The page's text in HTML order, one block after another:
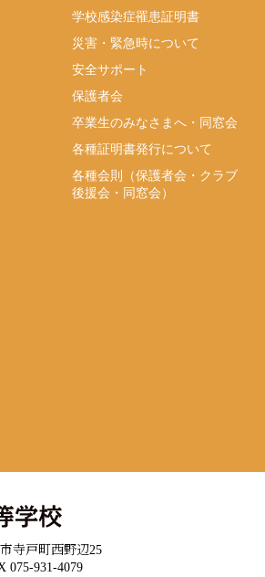
学校感染症罹患証明書
災害・緊急時について
安全サポート
保護者会
卒業生のみなさまへ・同窓会
各種証明書発行について
各種会則（保護者会・クラブ
後援会・同窓会）
寺戸町西野辺25
075-931-4079